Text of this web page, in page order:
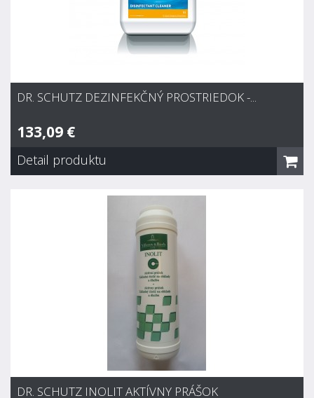
sklo, čistí všetko v aute (interiér aj exteriér). Spotreba : v
závislosti...
DR. SCHUTZ DEZINFEKČNÝ PROSTRIEDOK -...
133,09 €
Dr. Schutz Dezinfekčný prostriedok -...
133,09 €
Zvyčajne 7 dní
Dezinfekčný čistič pre plošnú dezinfekciu vytieraním
v zdravotníckom prostredí.Tekutý koncentrát na báze
kvartérnych amóniových zlúčenín. Má baktericídny, fungicídny
a virucídny účinok.
Detail produktu
DR. SCHUTZ INOLIT AKTÍVNY PRÁŠOK